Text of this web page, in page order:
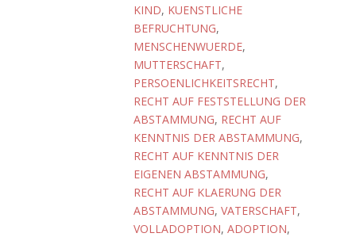
KIND, KUENSTLICHE
BEFRUCHTUNG,
MENSCHENWUERDE,
MUTTERSCHAFT,
PERSOENLICHKEITSRECHT,
RECHT AUF FESTSTELLUNG DER
ABSTAMMUNG, RECHT AUF
KENNTNIS DER ABSTAMMUNG,
RECHT AUF KENNTNIS DER
EIGENEN ABSTAMMUNG,
RECHT AUF KLAERUNG DER
ABSTAMMUNG, VATERSCHAFT,
VOLLADOPTION, ADOPTION,